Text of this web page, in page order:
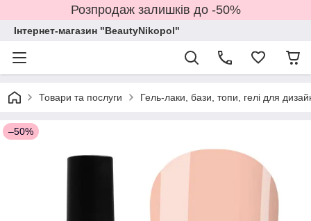
Розпродаж залишків до -50%
Інтернет-магазин "BeautyNikopol"
Товари та послуги Гель-лаки, бази, топи, гелі для
–50%